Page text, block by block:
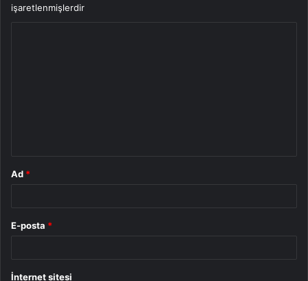
işaretlenmişlerdir
Ad *
E-posta *
İnternet sitesi